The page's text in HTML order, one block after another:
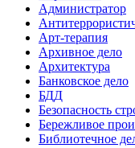
Администратор
Арт-терапия
Архивное дело
Архитектура
Банковское дело
БДД
Безопасность
Бережливое
Библиотечное